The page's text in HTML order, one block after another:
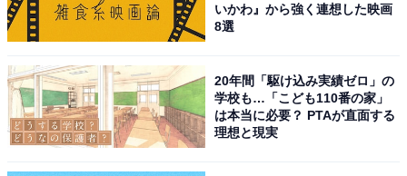
いかわ』から強く連想した映画
8選
20年間「駆け込み実績ゼロ」の
学校も…「こども110番の家」
は本当に必要？ PTAが直面する
理想と現実